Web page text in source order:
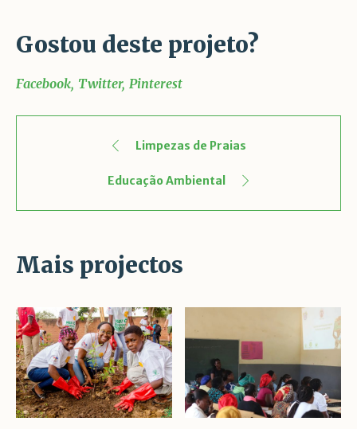
Gostou deste projeto?
Facebook Twitter Pinterest
Limpezas de Praias
Educação Ambiental
Mais projectos